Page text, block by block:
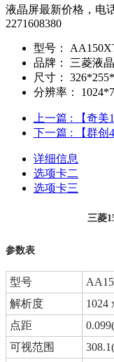
液晶屏最新价格，电
2271608380
型号：
品牌：
三菱液
尺寸：
分辨率：
上一篇 : 【奇美
下一篇 : 【群创
详细信息
选项卡二
选项卡三
三菱
参数表
型号
解析度
1024
点距
可视范围